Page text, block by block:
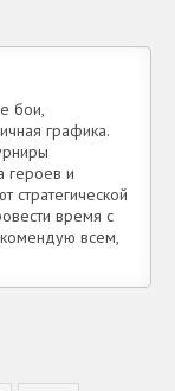
бои,
графика.
героев и
стратегической
время с
всем,